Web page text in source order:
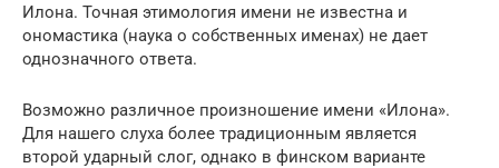
Илона. Точная этимология имени не известна и
ономастика (наука о собственных именах) не дает
однозначного ответа.
Возможно различное произношение имени «Илона».
Для нашего слуха более традиционным является
второй ударный слог, однако в финском варианте